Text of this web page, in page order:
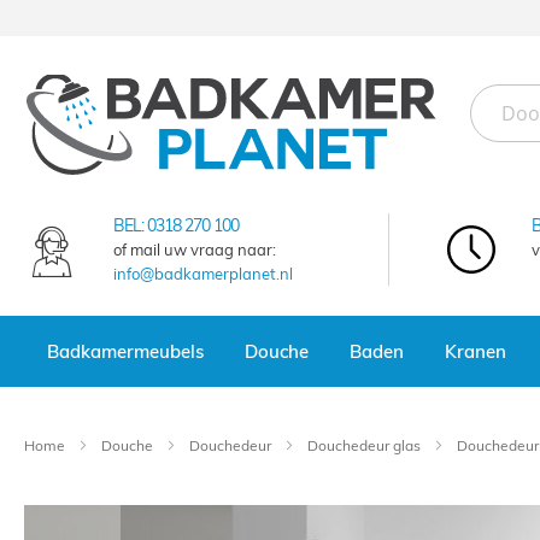
inhoud
BEL:0318 270 100
of mail uw vraag naar:
info@badkamerplanet.nl
Badkamermeubels Douche Baden Kranen
Home Douche Douchedeur Douchedeur glas